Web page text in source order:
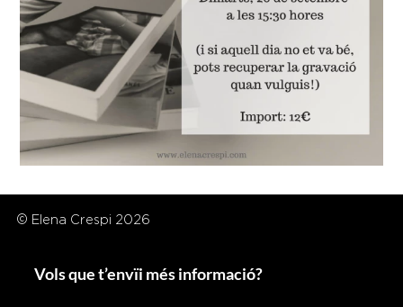
© Elena Crespi 2026
Vols que t’envïi més informació?